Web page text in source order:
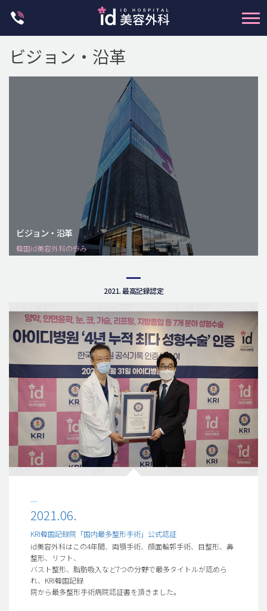
両顎手術
idリアルストーリー
idニュース
ビジョン・沿革
ビジョン・沿革
韓国id美容外科の歩み
2021. 最高記録認定
2021.06.
KRI韓国記録院「国内最多整形手術」公式認証
id美容外科はこの4年間、両顎手術、顔面輪郭手術、目整形、鼻
整形、リフト、
バスト整形、脂肪吸入など7つの分野で最多タイトルが認めら
れ、KRI韓国記録
院から最多整形手術病院認証書を頂きました。